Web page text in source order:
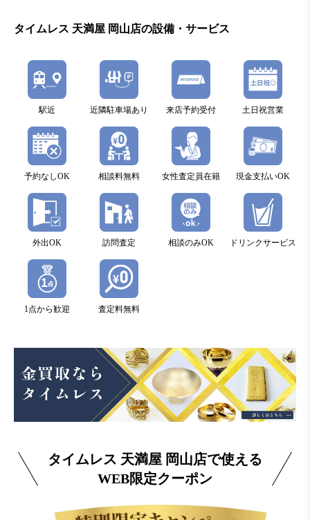
タイムレス 天満屋 岡山店の設備・サービス
駅近 近隣駐車場あり 来店予約受付 土日祝営業
予約なしOK 相談料無料 女性査定員在籍 現金支払いOK
外出OK 訪問査定 相談のみOK ドリンクサービス
1点から歓迎 査定料無料
タイムレス 天満屋 岡山店で使える
WEB限定クーポン